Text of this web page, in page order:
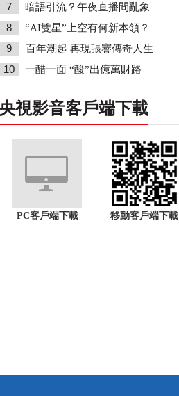
7 暗語引流？午夜直播間亂象
8 “AI雙星”上空有何新本領？
9 百年潮起 再現張謇傳奇人生
10 一醋一面 “酸”出億萬財路
央視影音客戶端下載
PC客戶端下載 移動客戶端下載